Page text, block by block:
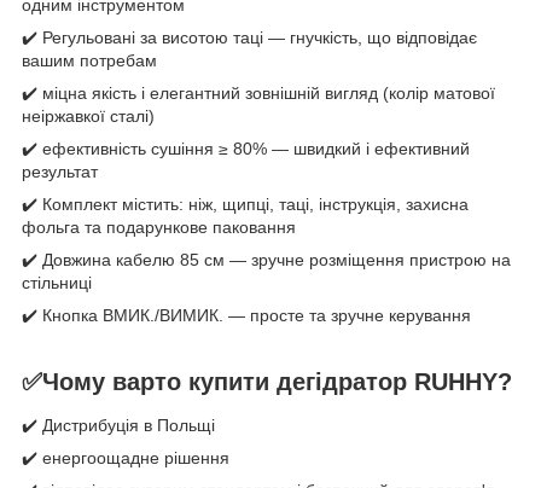
одним інструментом
✔️ Регульовані за висотою таці — гнучкість, що відповідає
вашим потребам
✔️ міцна якість і елегантний зовнішній вигляд (колір матової
неіржавкої сталі)
✔️ ефективність сушіння ≥ 80% — швидкий і ефективний
результат
✔️ Комплект містить: ніж, щипці, таці, інструкція, захисна
фольга та подарункове паковання
✔️ Довжина кабелю 85 см — зручне розміщення пристрою на
стільниці
✔️ Кнопка ВМИК./ВИМИК. — просте та зручне керування
✅Чому варто купити дегідратор RUHHY?
✔️ Дистрибуція в Польщі
✔️ енергоощадне рішення